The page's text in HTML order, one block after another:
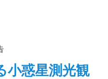
小惑星測光観